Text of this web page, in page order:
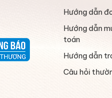
Hướng dẫn
Hướng dẫn
toán
Hướng dẫn
Câu hỏi